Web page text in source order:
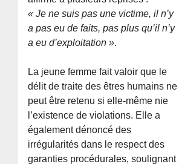
« Je ne suis pas une victime, il n’y
a pas eu de faits, pas plus qu’il n’y
a eu d’exploitation ».
La jeune femme fait valoir que le
délit de traite des êtres humains ne
peut être retenu si elle-même nie
l’existence de violations. Elle a
également dénoncé des
irrégularités dans le respect des
garanties procédurales, soulignant